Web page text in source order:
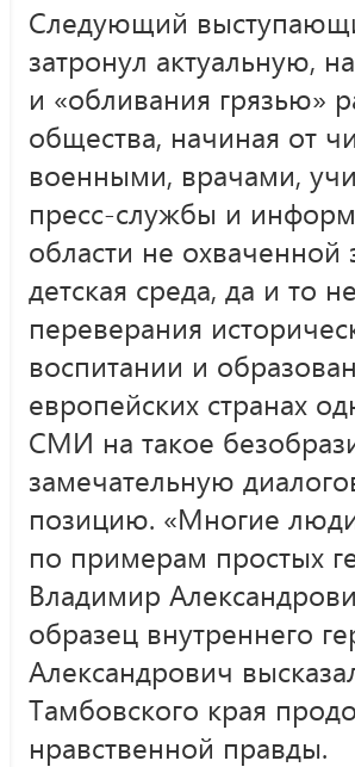
Следующий
затронул актуальную,
и «обливания грязью»
общества, начиная от
военными, врачами,
пресс-службы и
области не охваченной
детская среда, да и то
переверания
воспитании и
европейских странах
СМИ на такое
замечательную
позицию. «Многие
по примерам простых
Владимир
образец внутреннего
Александрович
Тамбовского края
нравственной правды.